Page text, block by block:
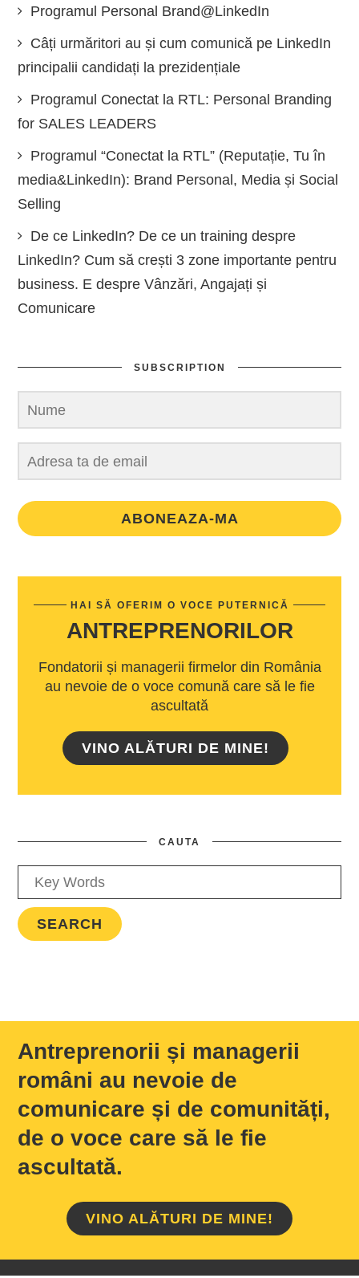
Programul Personal Brand@LinkedIn
Câți urmăritori au și cum comunică pe LinkedIn
principalii candidați la prezidențiale
Programul Conectat la RTL: Personal Branding
for SALES LEADERS
Programul “Conectat la RTL” (Reputație, Tu în
media&LinkedIn): Brand Personal, Media și Social
Selling
De ce LinkedIn? De ce un training despre
LinkedIn? Cum să crești 3 zone importante pentru
business. E despre Vânzări, Angajați și
Comunicare
SUBSCRIPTION
ABONEAZA-MA
HAI SĂ OFERIM O VOCE PUTERNICĂ
ANTREPRENORILOR
Fondatorii și managerii firmelor din România
au nevoie de o voce comună care să le fie
ascultată
VINO ALĂTURI DE MINE!
CAUTA
Antreprenorii și managerii
români au nevoie de
comunicare și de comunități,
de o voce care să le fie
ascultată.
VINO ALĂTURI DE MINE!